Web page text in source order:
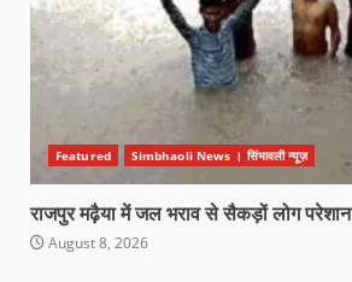
Featured Simbhaoli News । सिंभावली न्यूज़
राजपुर मढ़ैया में जल भराव से सैकड़ों लोग परेशान
August 8, 2026